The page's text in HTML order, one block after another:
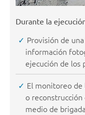
Durante la
Provisión de
información
ejecución de los
El monitoreo
o
medio de